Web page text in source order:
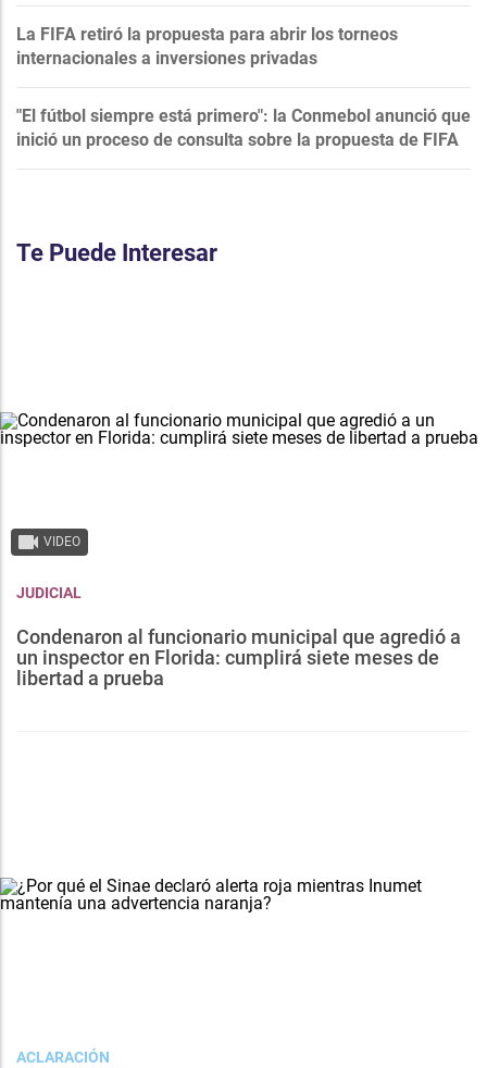
La FIFA retiró la propuesta para abrir los torneos
internacionales a inversiones privadas
"El fútbol siempre está primero": la Conmebol anunció que
inició un proceso de consulta sobre la propuesta de FIFA
Te Puede Interesar
VIDEO
JUDICIAL
Condenaron al funcionario municipal que agredió a
un inspector en Florida: cumplirá siete meses de
libertad a prueba
ACLARACIÓN